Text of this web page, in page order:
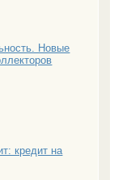
Новые
кредит на